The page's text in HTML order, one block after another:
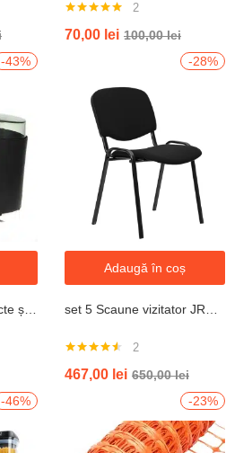
5.00din 5
2
70,00 lei 100,00lei
-43%
-28%
Adaugă în coș
4.50din 5
2
467,00 lei 650,00lei
-46%
-23%